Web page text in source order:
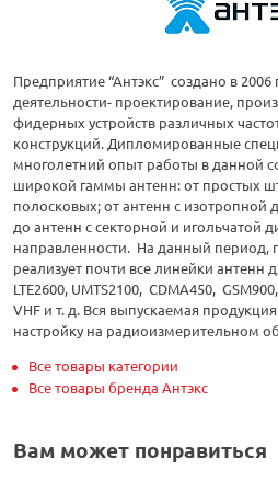
Предприятие “Антэкс” создано в
деятельности- проектирование,
фидерных устройств различных
конструкций. Дипломированные
многолетний опыт работы в данной
широкой гаммы антенн: от простых
полосковых; от антенн с изотропной
до антенн с секторной и игольчатой
направленности. На данный период,
реализует почти все линейки антенн
LTE2600, UMTS2100, CDMA450,
VHF и т. д. Вся выпускаемая
настройку на радиоизмерительном
Все товары категории
Все товары бренда Антэкс
Вам может понравиться